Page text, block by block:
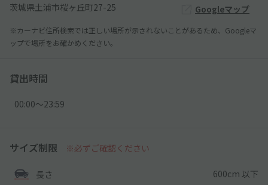
茨城県土浦市桜ヶ丘町27-25 Googleマップ
※カーナビ住所検索では正しい場所が示されないことがあるため、Googleマ
ップで場所をお確かめください。
貸出時間
00:00〜23:59
サイズ制限 ※必ずご確認ください
長さ 600cm 以下